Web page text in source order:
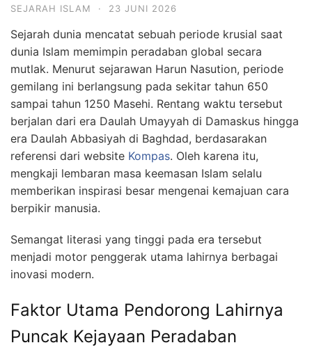
SEJARAH ISLAM · 23 JUNI 2026
Sejarah dunia mencatat sebuah periode krusial saat
dunia Islam memimpin peradaban global secara
mutlak. Menurut sejarawan Harun Nasution, periode
gemilang ini berlangsung pada sekitar tahun 650
sampai tahun 1250 Masehi. Rentang waktu tersebut
berjalan dari era Daulah Umayyah di Damaskus hingga
era Daulah Abbasiyah di Baghdad, berdasarakan
referensi dari website Kompas. Oleh karena itu,
mengkaji lembaran masa keemasan Islam selalu
memberikan inspirasi besar mengenai kemajuan cara
berpikir manusia.
Semangat literasi yang tinggi pada era tersebut
menjadi motor penggerak utama lahirnya berbagai
inovasi modern.
Faktor Utama Pendorong Lahirnya
Puncak Kejayaan Peradaban